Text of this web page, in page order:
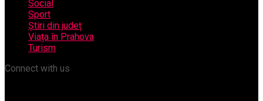
Social
Sport
Știri din județ
Viața în Prahova
Turism
Connect with us